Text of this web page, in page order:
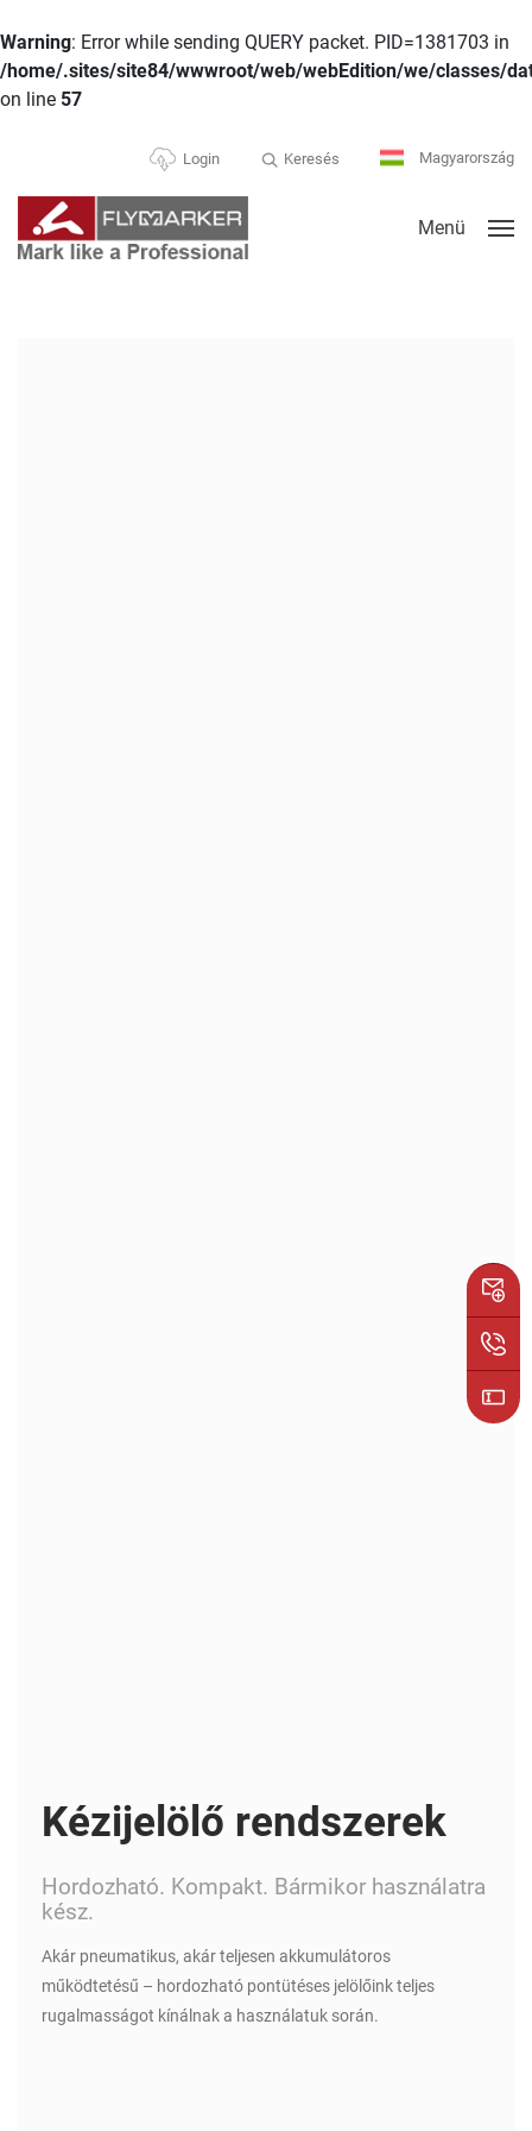
Warning: Error while sending QUERY packet. PID=1381703 in
/home/.sites/site84/wwwroot/web/webEdition/we/classes/
on line 57
Login Keresés Magyarország
Menü
Kézijelölő rendszerek
Hordozható. Kompakt. Bármikor használatra
kész.
Akár pneumatikus, akár teljesen akkumulátoros
működtetésű – hordozható pontütéses jelölőink teljes
rugalmasságot kínálnak a használatuk során.